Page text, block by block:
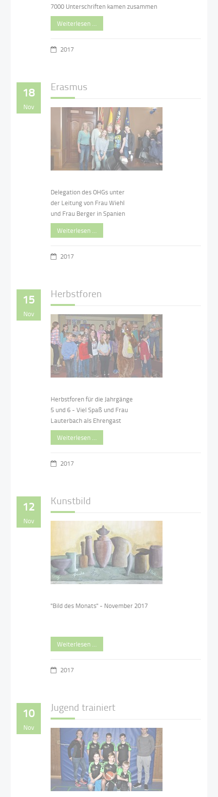
7000 Unterschriften kamen zusammen
Weiterlesen …
2017
18
Nov
Erasmus
Delegation des OHGs unter
der Leitung von Frau Wiehl
und Frau Berger in Spanien
Weiterlesen …
2017
15
Nov
Herbstforen
Herbstforen für die Jahrgänge
5 und 6 - Viel Spaß und Frau
Lauterbach als Ehrengast
Weiterlesen …
2017
12
Nov
Kunstbild
"Bild des Monats" - November 2017
Weiterlesen …
2017
10
Nov
Jugend trainiert